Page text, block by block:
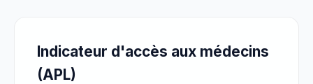
Indicateur d'accès aux médecins
(APL)